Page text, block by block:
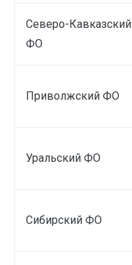
Северо-Кавказский
ФО
Приволжский ФО
Уральский ФО
Сибирский ФО